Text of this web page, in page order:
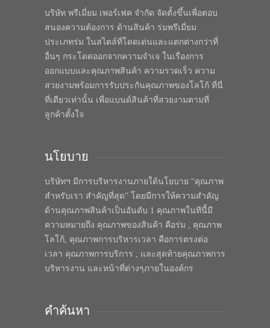
บริษัท พรีเมี่ยม เพอร์เฟค จำกัด จัดตั้งขึ้นเพื่อตอบ
สนองความต้องการ ด้านสินค้า ร่มพรีเมี่ยม
ประเภทร่ม ในสไตล์ที่โดดเด่นและแตกต่างกว่าที่
อื่นๆ กระโดดออกจากความจำเจ ในเรื่องการ
ออกแบบและคุณภาพสินค้า ความรวดเร็ว ความ
สวยงามพร้อมการรับประกันคุณภาพของโลโก้ ที่นี่
ที่เดียวเท่านั้น เพื่อแบนด์สินค้าที่สวยงามตามที่
ลูกค้าตั้งใจ
นโยบาย
บริษัทฯ มีการบริหารงานภายใต้นโยบาย “คุณภาพ
สำหรับเรา สำคัญที่สุด” โดยมีการให้ความสำคัญ
ด้านคุณภาพสินค้าเป็นอันดับ 1 คุณภาพในทีนี้มี
ความหมายถึง คุณภาพของสินค้า คือร่ม , คุณภาพ
โลโก้, คุณภาพการบริหารเวลา คือการตรงต่อ
เวลา คุณภาพการบริการ , และสุดท้ายคุณภาพการ
บริหารงาน และหน้าที่ต่างๆภายในองค์กร
คำค้นหา